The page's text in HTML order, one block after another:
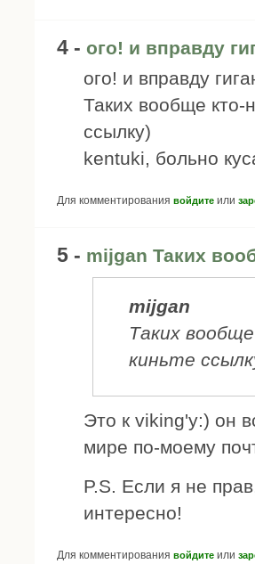
4 - ого! и вправду
ого! и вправду
Таких вообще кто-
ссылку)
kentuki, больно
Для комментирования войдите или
5 - mijgan Таких
mijgan
Таких
киньте
Это к viking'y:) он
мире по-моему
P.S. Если я не
интересно!
Для комментирования войдите или